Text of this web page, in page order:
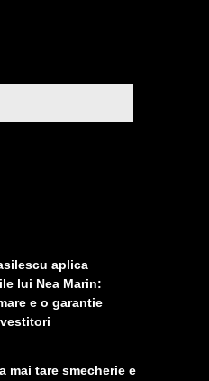
aplica
lui Nea Marin:
e o garantie
mai tare smecherie e